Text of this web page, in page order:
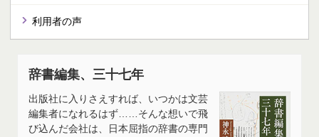
利用者の声
辞書編集、三十七年
出版社に入りさえすれば、いつかは文芸
編集者になれるはず……そんな想いで飛
び込んだ会社は、日本屈指の辞書の専門